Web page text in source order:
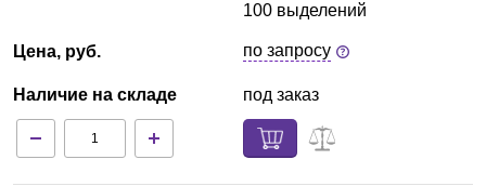
Доставка и оплата
Контакты
Цена, руб.
Наличие на складе
100 выделений
по запросу
под заказ